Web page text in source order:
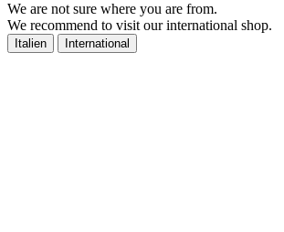
We are not sure where you are from.
We recommend to visit our international shop.
Italien International